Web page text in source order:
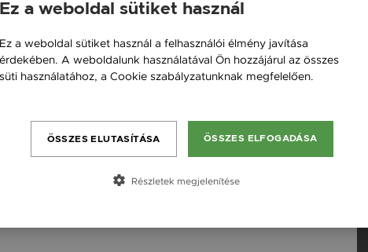
Österreich / AT
România / RO
Slovensko / SK
Ez a weboldal sütiket használ
Ez a weboldal sütiket használ a felhasználói élmény javítása
érdekében. A weboldalunk használatával Ön hozzájárul az összes
süti használatához, a Cookie szabályzatunknak megfelelően.
ÖSSZES ELFOGADÁSA
ÖSSZES ELUTASÍTÁSA
Részletek megjelenítése